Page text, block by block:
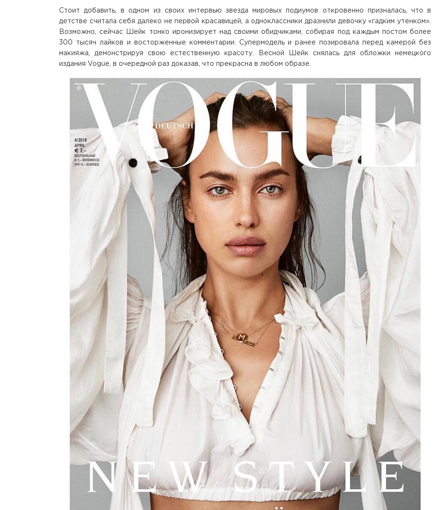
Стоит добавить, в одном из своих интервью звезда мировых подиумов откровенно призналась, что в
детстве считала себя далеко не первой красавицей, а одноклассники дразнили девочку «гадким утенком».
Возможно, сейчас Шейк тонко иронизирует над своими обидчиками, собирая под каждым постом более
300 тысяч лайков и восторженные комментарии. Супермодель и ранее позировала перед камерой без
макияжа, демонстрируя свою естественную красоту. Весной Шейк снялась для обложки немецкого
издания Vogue, в очередной раз доказав, что прекрасна в любом образе.